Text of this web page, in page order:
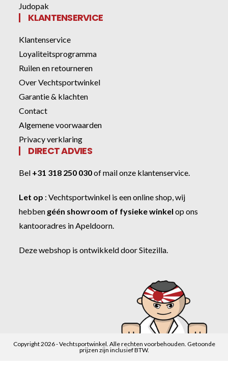
Judopak
KLANTENSERVICE
Klantenservice
Loyaliteitsprogramma
Ruilen en retourneren
Over Vechtsportwinkel
Garantie & klachten
Contact
Algemene voorwaarden
Privacy verklaring
DIRECT ADVIES
Bel +31 318 250 030ofmail onze klantenservice
Let op :Vechtsportwinkel is een online shop, wij
hebben géén showroom of fysieke winkel op ons
kantooradres in Apeldoorn.
Deze webshop is ontwikkeld doorSitezilla
Copyright 2026 - Vechtsportwinkel. Alle rechten voorbehouden. Getoonde
prijzen zijn inclusief BTW.